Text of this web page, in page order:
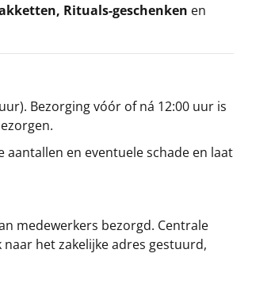
, Rituals-geschenken en
Bezorging vóór of ná 12:00 uur is
en eventuele schade en laat
medewerkers bezorgd. Centrale
het zakelijke adres gestuurd,